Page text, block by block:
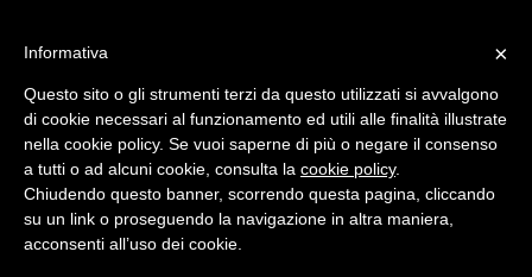
MONDAY, FEBRUARY 03, 2014
×
Informativa
Questo sito o gli strumenti terzi da questo utilizzati si avvalgono
di cookie necessari al funzionamento ed utili alle finalità illustrate
nella cookie policy. Se vuoi saperne di più o negare il consenso
a tutti o ad alcuni cookie, consulta la cookie policy.
Chiudendo questo banner, scorrendo questa pagina, cliccando
su un link o proseguendo la navigazione in altra maniera,
acconsenti all’uso dei cookie.